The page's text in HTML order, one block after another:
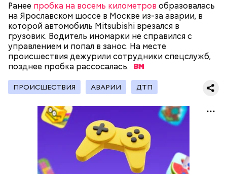
Ранее пробка на восемь километров образовалась
на Ярославском шоссе в Москве из-за аварии, в
которой автомобиль Mitsubishi врезался в
грузовик. Водитель иномарки не справился с
управлением и попал в занос. На месте
происшествия дежурили сотрудники спецслужб,
позднее пробка рассосалась.
ПРОИСШЕСТВИЯ АВАРИИ ДТП
Молодого человека задержали. На первом же
допросе он признался, что планировал отравить
только отчима. Тогда следователи посчитали, что
мотивом преступления была квартира родителей,
которая в случае их смерти перешла бы сыну. Но
спустя несколько дней Миссюра заявил, что ранее
уже травил других людей.
Примечательно, что летом 2023 года на Мутаева
неизвестный несколько раз выстрелил в
спортсмена из травматического пистолета, а боец
открыл огоньв ответ.